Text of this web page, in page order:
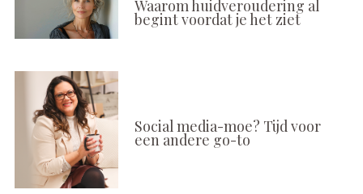
Waarom huidveroudering al
begint voordat je het ziet
Social media-moe? Tijd voor
een andere go-to